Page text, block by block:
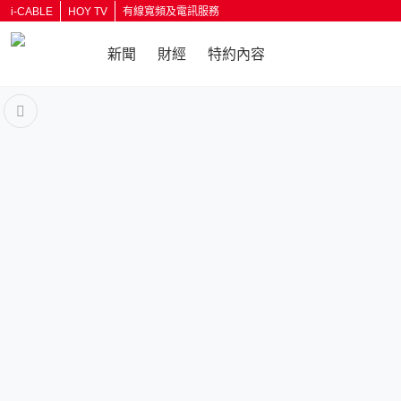
i-CABLE HOY TV 有線寬頻及電訊服務
新聞 財經 特約內容